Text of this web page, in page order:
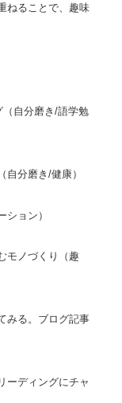
ねることで、趣味
（自分磨き/語学勉
自分磨き/健康）
ション）
モノづくり（趣
みる。ブログ記事
ーディングにチャ